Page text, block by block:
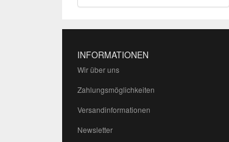
INFORMATIONEN
Wir über uns
Zahlungsmöglichkeiten
Versandinformationen
Newsletter